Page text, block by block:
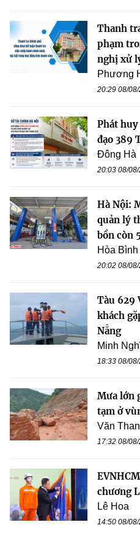
Thanh
phạm
nghị xử
Phương
20:29 08/
Phát
đạo 389
Đông Hà
20:03 08/
Hà Nội:
quản lý
bồn còn
Hòa Bình
20:02 08/
Tàu 629
khách
Nẵng
Minh
18:33 08/
Mưa lớn
tạm ở
Văn
17:32 08/
chương
Lê Hoa
14:50 08/